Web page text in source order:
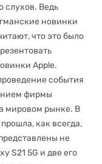
слухов. Ведь
новинки
что это было
Apple.
события
фирмы
мировом рынке. В
как всегда,
не
S21 5G и две его